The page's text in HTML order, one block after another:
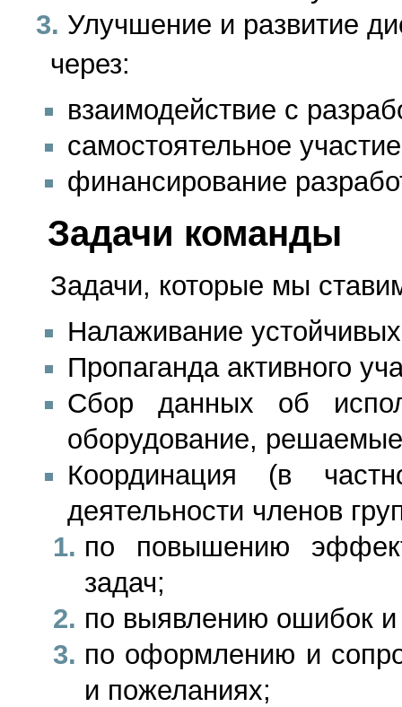
Улучшение и развитие
через:
взаимодействие с
самостоятельное
финансирование
Задачи команды
Задачи, которые мы
Налаживание
Пропаганда активного
Сбор данных об
оборудование,
Координация (в
деятельности членов
по повышению
задач;
по выявлению ошибок
по оформлению и
и пожеланиях;